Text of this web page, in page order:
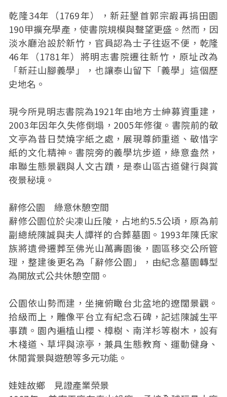
乾隆34年（1769年），新莊墾首郭宗嘏再捐田園
190甲擴充學產，使書院規模與聲望更盛。然而，因
淡水廳治設於新竹，官員認為士子往返不便，乾隆
46年（1781年）將明志書院遷往新竹，原址改為
「新莊山腳義學」，也讓泰山留下「義學」這個歷
史地名。
現今所見明志書院為1921年由地方士紳募資重建，
2003年因年久失修倒塌，2005年修復。書院前的敬
文亭為昔日焚燒字紙之處，展現尊師重道、敬惜字
紙的文化精神。書院旁的義學坑步道，綠意盎然，
串聯生態景觀與人文古蹟，是泰山區古道健行與賞
夜景秘境。
辭修公園 綠意休憩空間
辭修公園位於尖凍山丘陵，占地約5.5公頃，原為前
副總統陳誠與夫人譚祥的合葬墓園。1993年陳氏家
族將遺骨遷葬至佛光山萬壽園後，園區移交公所管
理，整建後更名為「辭修公園」，由紀念墓園轉型
為開放式公共休憩空間。
公園依山勢而建，坐擁俯瞰台北盆地的遼闊景觀。
拾級而上，雕像平台立有紀念石碑，記述陳誠生平
事蹟。園內遍植山櫻、樟樹、南洋杉等樹木，設有
木棧道、草坪與涼亭，兼具生態教育、運動健身、
休閒賞景與遊憩等多元功能。
娃娃故鄉 見證產業榮景